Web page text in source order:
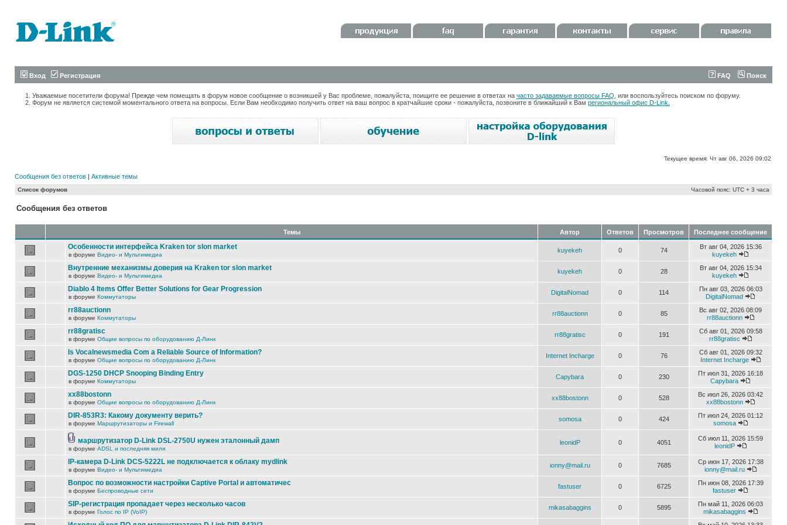
Вход Регистрация FAQ Поиск
Уважаемые посетители форума! Прежде чем помещать в форум новое сообщение о возникшей у Вас проблеме, пожалуйста, поищите ее решение в ответах на часто задаваемые вопросы FAQ , или воспользуйтесь поиском по форуму.
Форум не является системой моментального ответа на вопросы. Если Вам необходимо получить ответ на ваш вопрос в кратчайшие сроки - пожалуйста, позвоните в ближайший к Вам региональный офис D-Link.
Текущее время: Чт авг 06, 2026 09:02
Сообщения без ответов | Активные темы
Список форумов Часовой пояс: UTC + 3 часа
Сообщения без ответов
Темы Автор Ответов Просмотров Последнее сообщение
Особенности интерфейса Kraken tor slon market
в форуме Видео- и Мультимедиа
kuyekeh 0 74
Вт авг 04, 2026 15:36
kuyekeh
Внутренние механизмы доверия на Kraken tor slon market
в форуме Видео- и Мультимедиа
kuyekeh 0 28
Вт авг 04, 2026 15:34
kuyekeh
Diablo 4 Items Offer Better Solutions for Gear Progression
в форуме Коммутаторы
DigitalNomad 0 114
Пн авг 03, 2026 06:03
DigitalNomad
rr88auctionn
в форуме Коммутаторы
rr88auctionn 0 85
Вс авг 02, 2026 08:09
rr88auctionn
rr88gratisc
в форуме Общие вопросы по оборудованию Д-Линк
rr88gratisc 0 191
Сб авг 01, 2026 09:58
rr88gratisc
Is Vocalnewsmedia Com a Reliable Source of Information?
в форуме Общие вопросы по оборудованию Д-Линк
Internet Incharge 0 76
Сб авг 01, 2026 09:32
Internet Incharge
DGS-1250 DHCP Snooping Binding Entry
в форуме Коммутаторы
Capybara 0 230
Пт июл 31, 2026 16:18
Capybara
xx88bostonn
в форуме Общие вопросы по оборудованию Д-Линк
xx88bostonn 0 528
Вс июл 26, 2026 03:42
xx88bostonn
DIR-853R3: Какому документу верить?
в форуме Маршрутизаторы и Firewall
somosa 0 424
Пт июл 24, 2026 01:12
somosa
маршрутизатор D-Link DSL-2750U нужен эталонный дамп
в форуме ADSL и последняя миля
leonidP 0 4051
Сб июл 11, 2026 15:59
leonidP
IP-камера D-Link DCS-5222L не подключается к облаку mydlink
в форуме Видео- и Мультимедиа
ionny@mail.ru 0 7685
Ср июн 17, 2026 17:38
ionny@mail.ru
Вопрос по возможности настройки Captive Portal и автоматичес
в форуме Беспроводные сети
fastuser 0 6725
Пн июн 08, 2026 17:39
fastuser
SIP-регистрация пропадает через несколько часов
в форуме Голос по IP (VoIP)
mikasabaggins 0 5895
Пн май 11, 2026 06:03
mikasabaggins